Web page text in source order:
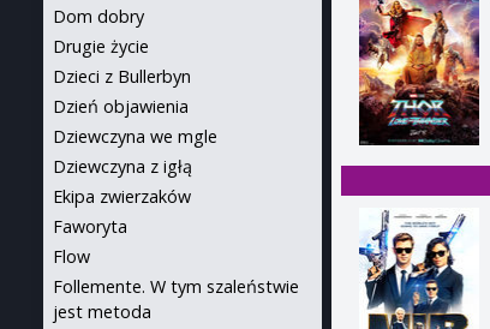
Dom dobry
Drugie życie
Dzieci z Bullerbyn
Dzień objawienia
Dziewczyna we mgle
Dziewczyna z igłą
Ekipa zwierzaków
Faworyta
Flow
Follemente. W tym szaleństwie
jest metoda